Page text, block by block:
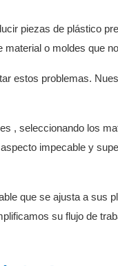
piezas de plástico
o moldes que
estos problemas.
, seleccionando los
impecable y
que se ajusta a sus
su flujo de